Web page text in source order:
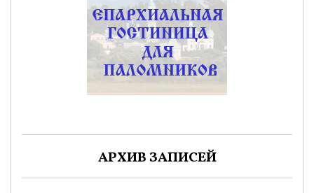
АРХИВ ЗАПИСЕЙ